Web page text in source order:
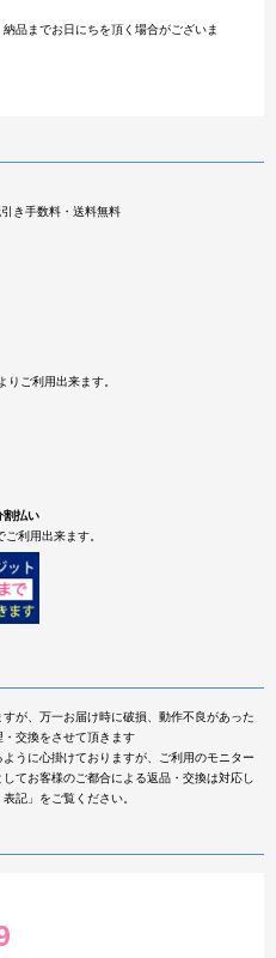
品までお日にちを頂く場合がございま
き手数料・送料無料
ご利用出来ます。
割払い
利用出来ます。
が、万一お届け時に破損、動作不良があった
交換をさせて頂きます
うに心掛けておりますが、ご利用のモニター
てお客様のご都合による返品・交換は対応し
記」をご覧ください。